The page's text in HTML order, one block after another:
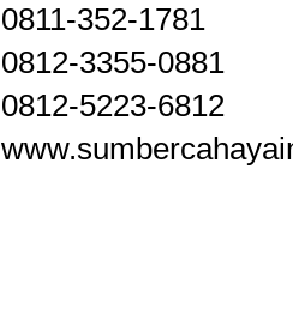
0811-352-1781
0812-3355-0881
0812-5223-6812